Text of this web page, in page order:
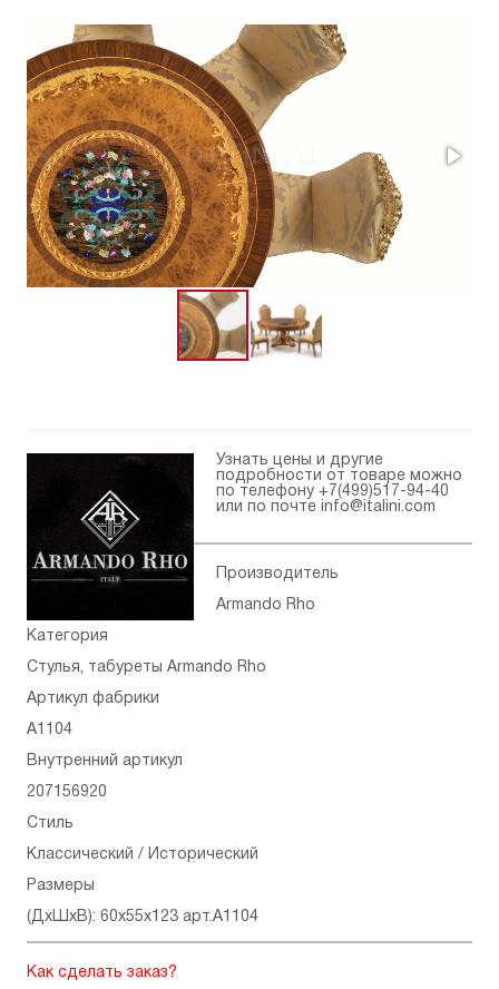
Узнать цены и другие
подробности от товаре можно
по телефону +7(499)517-94-40
или по почте
info@italini.com
Производитель
Armando Rho
Категория
Стулья, табуреты Armando Rho
Артикул фабрики
A1104
Внутренний артикул
207156920
Стиль
Классический / Исторический
Размеры
(ДхШхВ): 60x55x123 арт.A1104
Как сделать заказ?